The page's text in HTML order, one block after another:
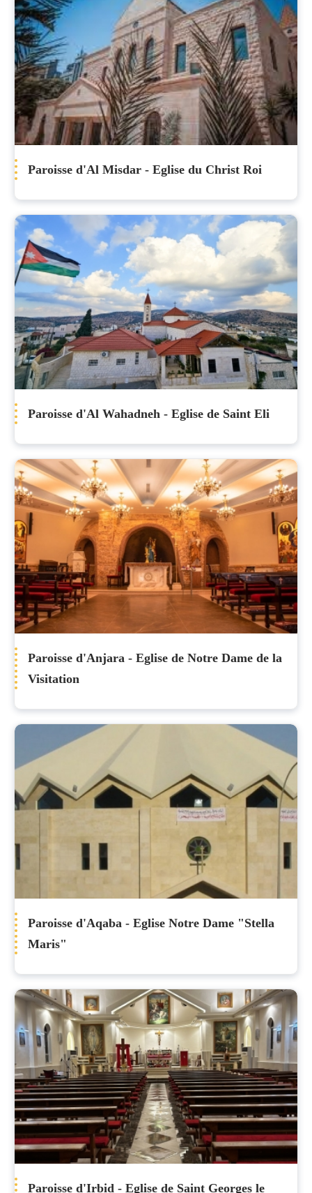
Paroisse d'Al Misdar - Eglise du Christ Roi
Paroisse d'Al Wahadneh - Eglise de Saint Eli
Paroisse d'Anjara - Eglise de Notre Dame de la
Visitation
Paroisse d'Aqaba - Eglise Notre Dame "Stella
Maris"
Paroisse d'Irbid - Eglise de Saint Georges le